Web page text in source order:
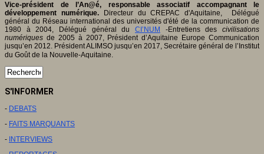
Vice-président de l’An@é, responsable associatif accompagnant le
développement numérique.Directeur du CREPAC d'Aquitaine, Délégué
général du Réseau international des universités d'été de la communication de
1980 à 2004, Délégué général du CI’NUM -Entretiens des civilisations
numériques de 2005 à 2007, Président d’Aquitaine Europe Communication
jusqu’en 2012. Président ALIMSO jusqu’en 2017, Secrétaire général de l’Institut
du Goût de la Nouvelle-Aquitaine.
S'INFORMER
- DEBATS
- FAITS MARQUANTS
- INTERVIEWS